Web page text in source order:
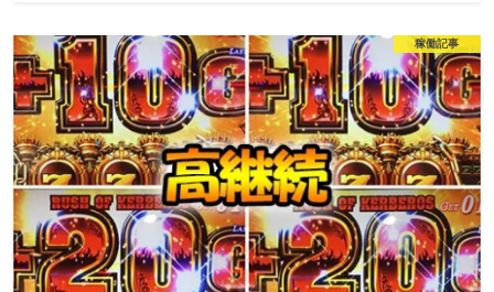
稼働記事